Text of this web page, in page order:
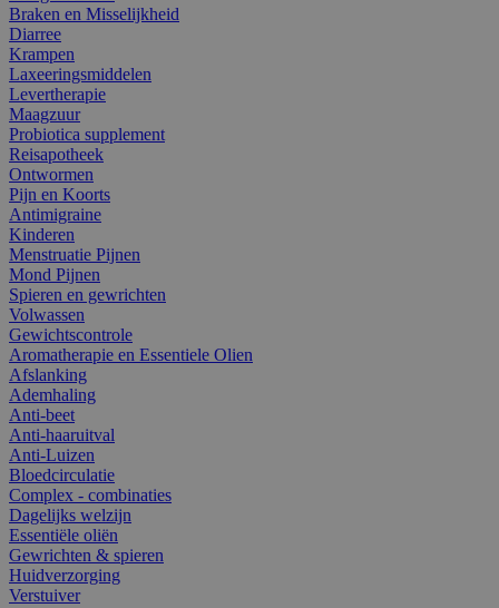
Braken en Misselijkheid
Diarree
Krampen
Laxeeringsmiddelen
Levertherapie
Maagzuur
Probiotica supplement
Reisapotheek
Ontwormen
Pijn en Koorts
Antimigraine
Kinderen
Menstruatie Pijnen
Mond Pijnen
Spieren en gewrichten
Volwassen
Gewichtscontrole
Aromatherapie en Essentiele Olien
Afslanking
Ademhaling
Anti-beet
Anti-haaruitval
Anti-Luizen
Bloedcirculatie
Complex - combinaties
Dagelijks welzijn
Essentiële oliën
Gewrichten & spieren
Huidverzorging
Verstuiver